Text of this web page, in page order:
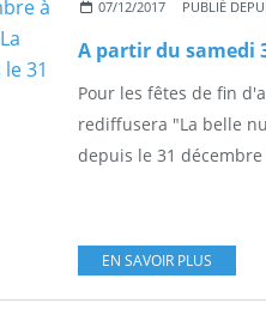
07/12/2017 PUBLIÉ
Pour les fêtes de fin
rediffusera "La belle
depuis le 31 décembre
EN SAVOIR PLUS